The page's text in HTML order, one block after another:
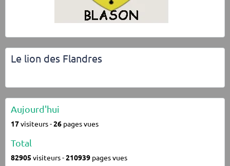
Le lion des Flandres
Aujourd'hui
17visiteurs -26 pages vues
Total
82905 visiteurs -210939 pages vues